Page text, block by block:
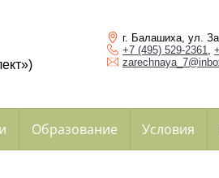
г. Балашиха, ул.
+7 (495) 529-2361
Образование Условия